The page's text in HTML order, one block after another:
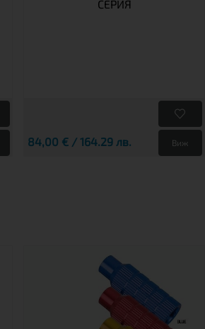
СЕРИЯ
84,00 € / 164.29 лв. Виж